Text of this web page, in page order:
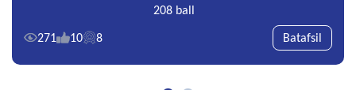
208 ball
271
10 8 Batafsil